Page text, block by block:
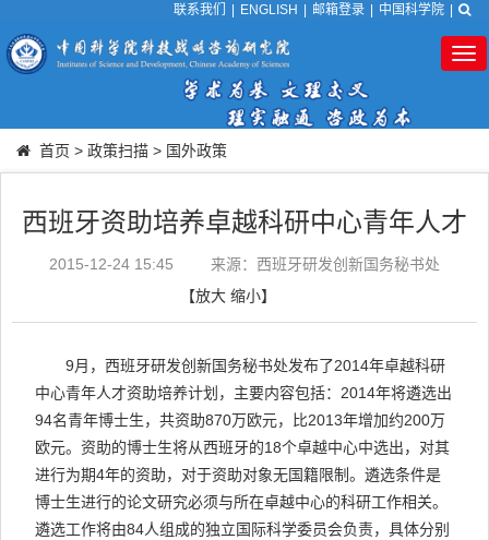
联系我们 ENGLISH 邮箱登录 中国科学院
首页 > 政策扫描 > 国外政策
西班牙资助培养卓越科研中心青年人才
2015-12-24 15:45
来源：西班牙研发创新国务秘书处
【放大 缩小】
9月，西班牙研发创新国务秘书处发布了2014年卓越科研
中心青年人才资助培养计划，主要内容包括：2014年将遴选出
94名青年博士生，共资助870万欧元，比2013年增加约200万
欧元。资助的博士生将从西班牙的18个卓越中心中选出，对其
进行为期4年的资助，对于资助对象无国籍限制。遴选条件是
博士生进行的论文研究必须与所在卓越中心的科研工作相关。
遴选工作将由84人组成的独立国际科学委员会负责，具体分别